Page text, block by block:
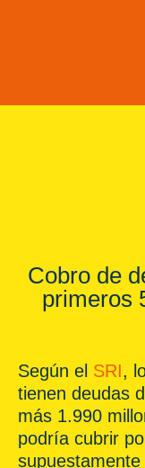
Cobro de
primeros
Según el SRI,
tienen deudas
más 1.990
podría cubrir